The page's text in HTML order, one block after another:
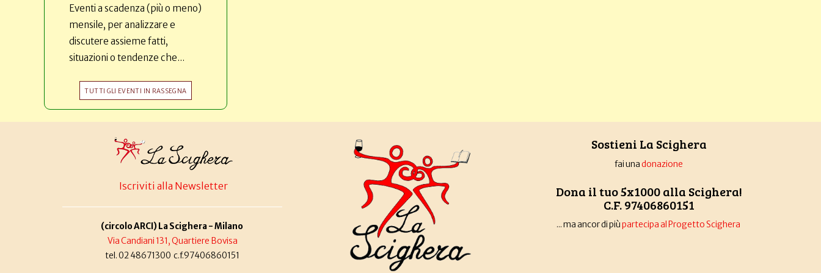
Eventi a scadenza (più o meno)
mensile, per analizzare e
discutere assieme fatti,
situazioni o tendenze che...
TUTTI GLI EVENTI IN RASSEGNA
Iscriviti alla Newsletter
(circolo ARCI) La Scighera - Milano
Via Candiani 131, Quartiere Bovisa
tel. 02 48671300 c.f.97406860151
Sostieni La Scighera
fai unadonazione
Dona il tuo 5x1000 alla Scighera!
C.F. 97406860151
... ma ancor di piùpartecipa al Progetto Scighera